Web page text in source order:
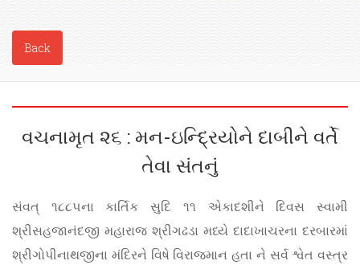
Back
વચનામૃત ૨૬ : મન-ઇન્દ્રિયોને દાબીને વર્તે
તેવા સંતનું
સંવત્ ૧૮૮૫ના કાર્તિક સુદિ ૧૧ એકાદશીને દિવસ સ્વામી
શ્રીસહજાનંદજી મહારાજ શ્રીગઢડા મધ્યે દાદાખાચરના દરબારમાં
શ્રીગોપીનાથજીના મંદિરને વિષે વિરાજમાન હતા ને સર્વ શ્વેત વસ્ત્ર